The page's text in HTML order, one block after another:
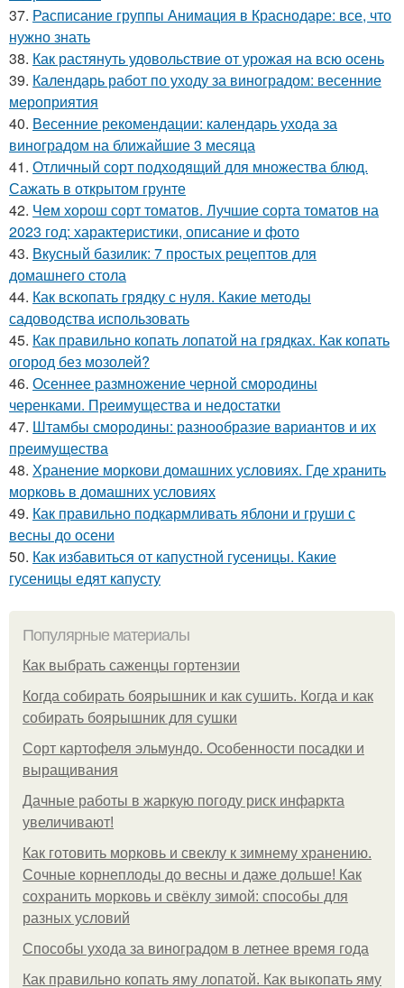
37. Расписание группы Анимация в Краснодаре: все, что
нужно знать
38. Как растянуть удовольствие от урожая на всю осень
39. Календарь работ по уходу за виноградом: весенние
мероприятия
40. Весенние рекомендации: календарь ухода за
виноградом на ближайшие 3 месяца
41. Отличный сорт подходящий для множества блюд.
Сажать в открытом грунте
42. Чем хорош сорт томатов. Лучшие сорта томатов на
2023 год: характеристики, описание и фото
43. Вкусный базилик: 7 простых рецептов для
домашнего стола
44. Как вскопать грядку с нуля. Какие методы
садоводства использовать
45. Как правильно копать лопатой на грядках. Как копать
огород без мозолей?
46. Осеннее размножение черной смородины
черенками. Преимущества и недостатки
47. Штамбы смородины: разнообразие вариантов и их
преимущества
48. Хранение моркови домашних условиях. Где хранить
морковь в домашних условиях
49. Как правильно подкармливать яблони и груши с
весны до осени
50. Как избавиться от капустной гусеницы. Какие
гусеницы едят капусту
Популярные материалы
Как выбрать саженцы гортензии
Когда собирать боярышник и как сушить. Когда и как
собирать боярышник для сушки
Сорт картофеля эльмундо. Особенности посадки и
выращивания
Дачные работы в жаркую погоду риск инфаркта
увеличивают!
Как готовить морковь и свеклу к зимнему хранению.
Сочные корнеплоды до весны и даже дольше! Как
сохранить морковь и свёклу зимой: способы для
разных условий
Способы ухода за виноградом в летнее время года
Как правильно копать яму лопатой. Как выкопать яму